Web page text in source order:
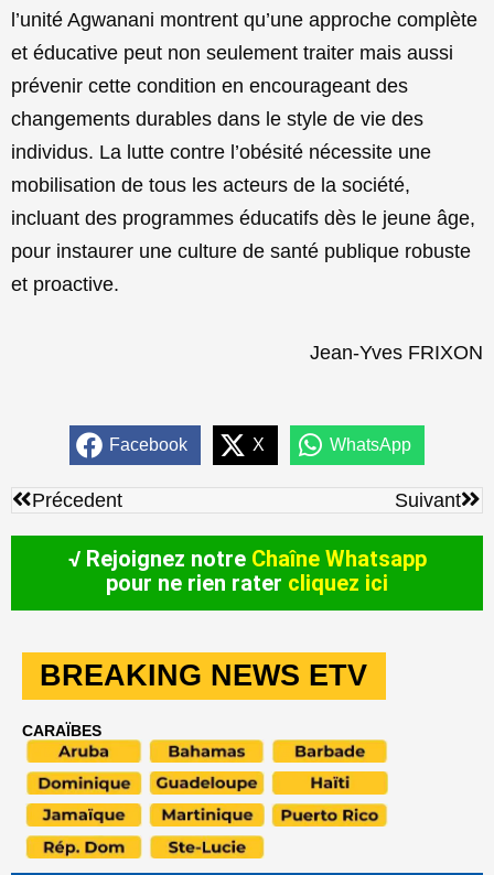
l’unité Agwanani montrent qu’une approche complète
et éducative peut non seulement traiter mais aussi
prévenir cette condition en encourageant des
changements durables dans le style de vie des
individus. La lutte contre l’obésité nécessite une
mobilisation de tous les acteurs de la société,
incluant des programmes éducatifs dès le jeune âge,
pour instaurer une culture de santé publique robuste
et proactive.
Jean-Yves FRIXON
Facebook X WhatsApp
Précédent
Précedent Suivant
√ Rejoignez notre Chaîne Whatsapp
pour ne rien rater cliquez ici
BREAKING NEWS ETV
CARAÏBES